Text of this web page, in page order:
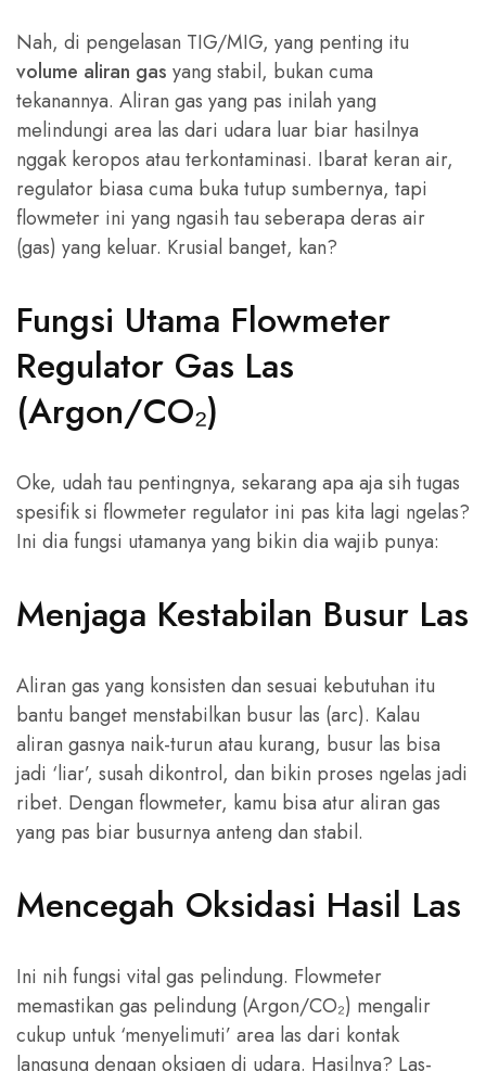
Nah, di pengelasan TIG/MIG, yang penting itu
volume aliran gas yang stabil, bukan cuma
tekanannya. Aliran gas yang pas inilah yang
melindungi area las dari udara luar biar hasilnya
nggak keropos atau terkontaminasi. Ibarat keran air,
regulator biasa cuma buka tutup sumbernya, tapi
flowmeter ini yang ngasih tau seberapa deras air
(gas) yang keluar. Krusial banget, kan?
Fungsi Utama Flowmeter
Regulator Gas Las
(Argon/CO₂)
Oke, udah tau pentingnya, sekarang apa aja sih tugas
spesifik si flowmeter regulator ini pas kita lagi ngelas?
Ini dia fungsi utamanya yang bikin dia wajib punya:
Menjaga Kestabilan Busur Las
Aliran gas yang konsisten dan sesuai kebutuhan itu
bantu banget menstabilkan busur las (arc). Kalau
aliran gasnya naik-turun atau kurang, busur las bisa
jadi ‘liar’, susah dikontrol, dan bikin proses ngelas jadi
ribet. Dengan flowmeter, kamu bisa atur aliran gas
yang pas biar busurnya anteng dan stabil.
Mencegah Oksidasi Hasil Las
Ini nih fungsi vital gas pelindung. Flowmeter
memastikan gas pelindung (Argon/CO₂) mengalir
cukup untuk ‘menyelimuti’ area las dari kontak
langsung dengan oksigen di udara. Hasilnya? Las-